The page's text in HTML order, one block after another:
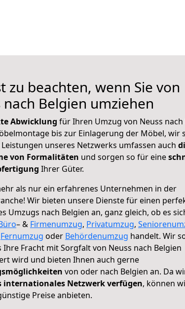
zu beachten, wenn Sie von
nach Belgien umziehen
Abwicklung für Ihren Umzug von Neuss nach
bis zur Einlagerung der Möbel, wir
Leistungen unseres Netzwerks umfassen auch
von Formalitäten und sorgen so für eine
Ihrer Güter.
als nur ein erfahrenes Unternehmen in der
Wir bieten unsere Dienste für einen
Umzugs nach Belgien an, ganz gleich, ob es
– & Firmenumzug, Privatumzug,
Fernumzug oder Behördenumzug handelt. Wir
Ihre Fracht mit Sorgfalt von Neuss nach Belgien
wird und bieten Ihnen auch gerne
von oder nach Belgien an. Da
internationales Netzwerk verfügen, können
Preise anbieten.